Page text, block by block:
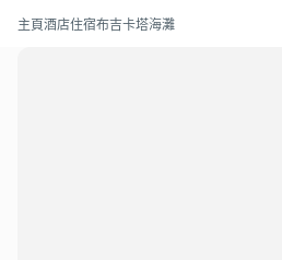
主頁酒店住宿布吉卡塔海灘